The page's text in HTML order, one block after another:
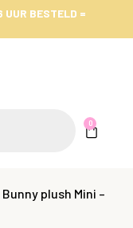
UUR BESTELD =
0
plush Mini –